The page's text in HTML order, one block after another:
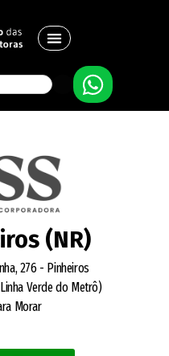
(NR)
276 - Pinheiros
Verde do Metrô)
Morar